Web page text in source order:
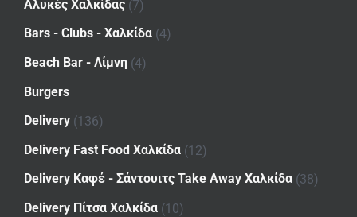
Αλυκές Χαλκίδας (7)
Bars - Clubs - Χαλκίδα (4)
Beach Bar - Λίμνη (4)
Burgers
Delivery (136)
Delivery Fast Food Χαλκίδα (12)
Delivery Καφέ - Σάντουιτς Take Away Χαλκίδα (38)
Delivery Πίτσα Χαλκίδα (10)